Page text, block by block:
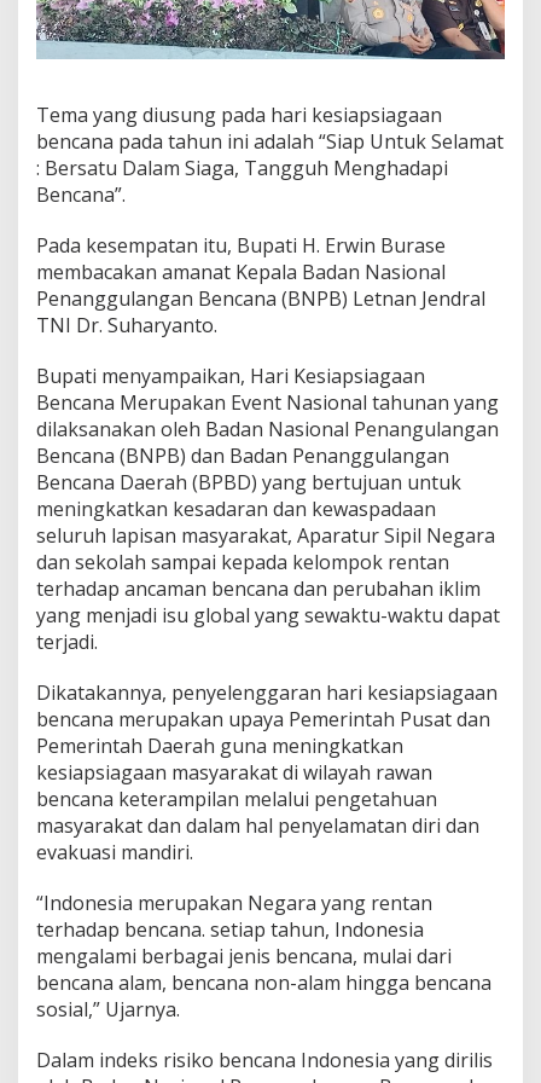
a
n
F
R
B
Tema yang diusung pada hari kesiapsiagaan
bencana pada tahun ini adalah “Siap Untuk Selamat
: Bersatu Dalam Siaga, Tangguh Menghadapi
Bencana”.
Pada kesempatan itu, Bupati H. Erwin Burase
membacakan amanat Kepala Badan Nasional
Penanggulangan Bencana (BNPB) Letnan Jendral
TNI Dr. Suharyanto.
Bupati menyampaikan, Hari Kesiapsiagaan
Bencana Merupakan Event Nasional tahunan yang
dilaksanakan oleh Badan Nasional Penangulangan
Bencana (BNPB) dan Badan Penanggulangan
Bencana Daerah (BPBD) yang bertujuan untuk
meningkatkan kesadaran dan kewaspadaan
seluruh lapisan masyarakat, Aparatur Sipil Negara
dan sekolah sampai kepada kelompok rentan
terhadap ancaman bencana dan perubahan iklim
yang menjadi isu global yang sewaktu-waktu dapat
terjadi.
Dikatakannya, penyelenggaran hari kesiapsiagaan
bencana merupakan upaya Pemerintah Pusat dan
Pemerintah Daerah guna meningkatkan
kesiapsiagaan masyarakat di wilayah rawan
bencana keterampilan melalui pengetahuan
masyarakat dan dalam hal penyelamatan diri dan
evakuasi mandiri.
“Indonesia merupakan Negara yang rentan
terhadap bencana. setiap tahun, Indonesia
mengalami berbagai jenis bencana, mulai dari
bencana alam, bencana non-alam hingga bencana
sosial,” Ujarnya.
Dalam indeks risiko bencana Indonesia yang dirilis